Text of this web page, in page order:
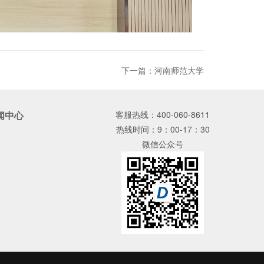
下一篇： 河南师范大学
中心 客服热线： 400-060-8611
热线时间： 9：00-17：30
微信公众号